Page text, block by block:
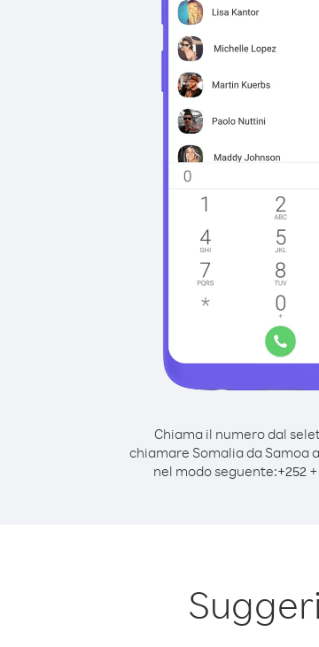
Chiama il numero dal
chiamare Somalia da Samoa
nel modo seguente:+252+